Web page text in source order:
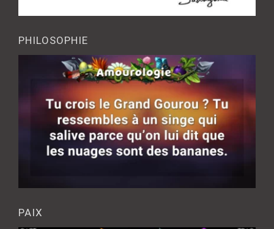
PHILOSOPHIE
PAIX